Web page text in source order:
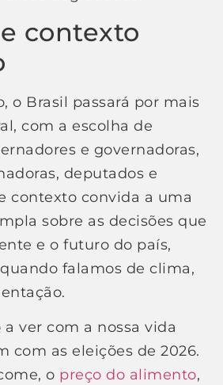
contexto
o Brasil passará por mais
com a escolha de
e governadoras,
deputados e
contexto convida a uma
sobre as decisões que
e o futuro do país,
falamos de clima,
ver com a nossa vida
com as eleições de 2026.
o preço do alimento,